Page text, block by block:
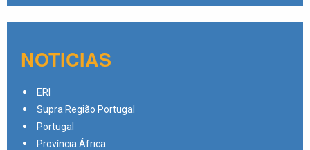
NOTICIAS
ERI
Supra Região Portugal
Portugal
Província África